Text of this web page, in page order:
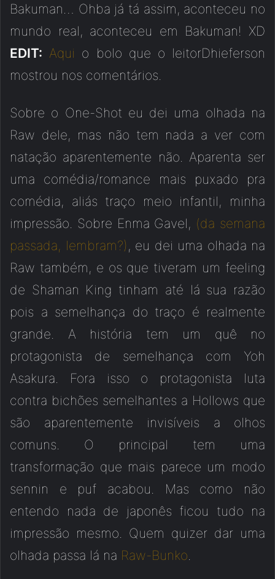
Bakuman… Ohba já tá assim, aconteceu no
mundo real, aconteceu em Bakuman! XD
EDIT: Aqui o bolo que o leitorDhieferson
mostrou nos comentários.
Sobre o One-Shot eu dei uma olhada na
Raw dele, mas não tem nada a ver com
natação aparentemente não. Aparenta ser
uma comédia/romance mais puxado pra
comédia, aliás traço meio infantil, minha
impressão. Sobre Enma Gavel, (da semana
passada, lembram?) , eu dei uma olhada na
Raw também, e os que tiveram um feeling
de Shaman King tinham até lá sua razão
pois a semelhança do traço é realmente
grande. A história tem um quê no
protagonista de semelhança com Yoh
Asakura. Fora isso o protagonista luta
contra bichões semelhantes a Hollows que
são aparentemente invisíveis a olhos
comuns. O principal tem uma
transformação que mais parece um modo
sennin e puf acabou. Mas como não
entendo nada de japonês ficou tudo na
impressão mesmo. Quem quizer dar uma
olhada passa lá na Raw-Bunko